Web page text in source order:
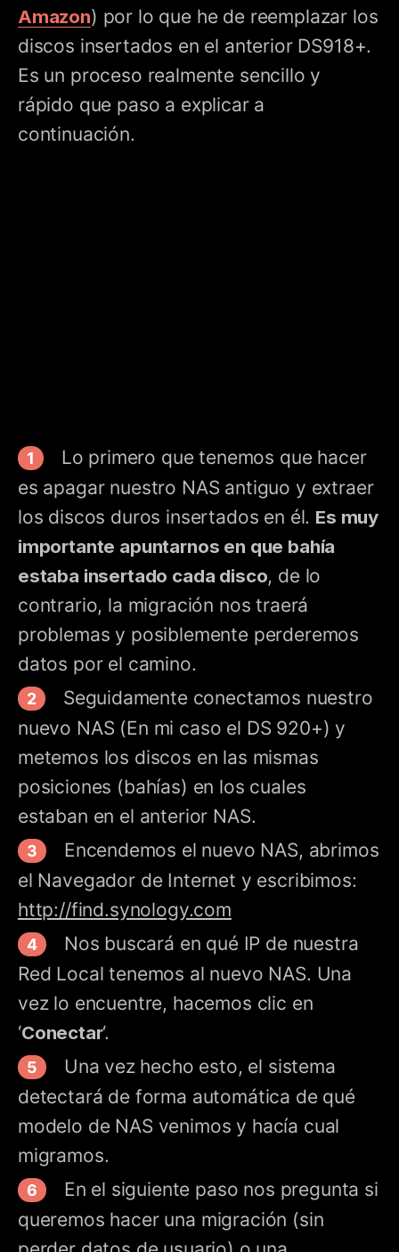
Amazon) por lo que he de reemplazar los
discos insertados en el anterior DS918+.
Es un proceso realmente sencillo y
rápido que paso a explicar a
continuación.
Lo primero que tenemos que hacer
es apagar nuestro NAS antiguo y extraer
los discos duros insertados en él. Es muy
importante apuntarnos en que bahía
estaba insertado cada disco, de lo
contrario, la migración nos traerá
problemas y posiblemente perderemos
datos por el camino.
Seguidamente conectamos nuestro
nuevo NAS (En mi caso el DS 920+) y
metemos los discos en las mismas
posiciones (bahías) en los cuales
estaban en el anterior NAS.
Encendemos el nuevo NAS, abrimos
el Navegador de Internet y escribimos:
http://find.synology.com
Nos buscará en qué IP de nuestra
Red Local tenemos al nuevo NAS. Una
vez lo encuentre, hacemos clic en
‘Conectar‘.
Una vez hecho esto, el sistema
detectará de forma automática de qué
modelo de NAS venimos y hacía cual
migramos.
En el siguiente paso nos pregunta si
queremos hacer una migración (sin